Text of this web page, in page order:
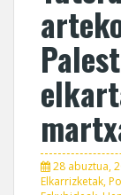
28 abuztua,
Elkarrizketak,